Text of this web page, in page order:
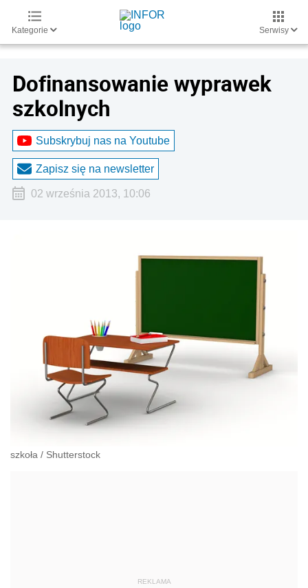
Kategorie Serwisy
Dofinansowanie wyprawek
szkolnych
Subskrybuj nas na Youtube
Zapisz się na newsletter
02 września 2013, 10:06
szkoła / Shutterstock